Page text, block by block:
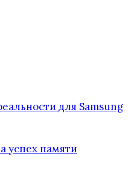
для Samsung
успех памяти